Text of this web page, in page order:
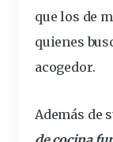
que los de
quienes
acogedor.
Además de